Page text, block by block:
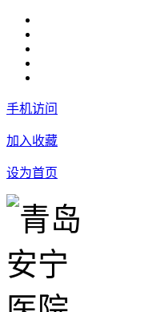
手机访问
加入收藏
设为首页